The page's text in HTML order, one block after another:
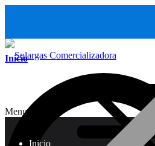
Menu
Inicio
Inicio